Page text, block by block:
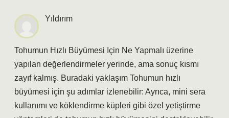
Yıldırım
Tohumun Hızlı Büyümesi Için Ne Yapmalı üzerine
yapılan değerlendirmeler yerinde, ama sonuç kısmı
zayıf kalmış. Buradaki yaklaşım Tohumun hızlı
büyümesi için şu adımlar izlenebilir: Ayrıca, mini sera
kullanımı ve köklendirme küpleri gibi özel yetiştirme